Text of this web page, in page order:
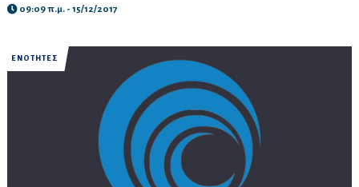
09:09 π.μ. - 15/12/2017
ΕΝΟΤΗΤΕΣ